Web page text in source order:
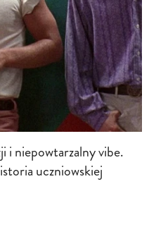
i niepowtarzalny vibe.
uczniowskiej